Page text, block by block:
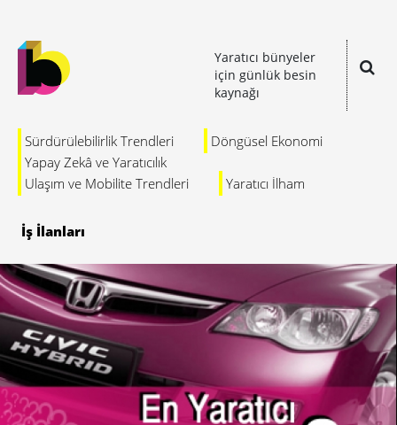
Yaratıcı bünyeler
için günlük besin
kaynağı
Sürdürülebilirlik Trendleri
Döngüsel Ekonomi
Yapay Zekâ ve Yaratıcılık
Ulaşım ve Mobilite Trendleri
Yaratıcı İlham
İş İlanları